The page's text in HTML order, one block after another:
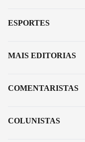
ESPORTES
MAIS EDITORIAS
COMENTARISTAS
COLUNISTAS